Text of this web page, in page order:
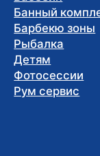
Правила
Правила
посещения
Цены на услуги
Правила
барбекю и
Правила
Правила